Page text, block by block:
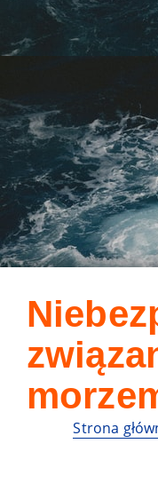
Strona